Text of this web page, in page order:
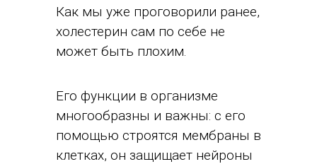
Как мы уже проговорили ранее,
холестерин сам по себе не
может быть плохим.
Его функции в организме
многообразны и важны: с его
помощью строятся мембраны в
клетках, он защищает нейроны